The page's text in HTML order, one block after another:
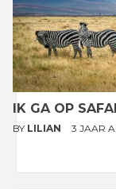
IK GA OP
BY LILIAN 3 JAAR